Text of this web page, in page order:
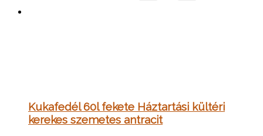
Kukafedél 60l fekete Háztartási kültéri
kerekes szemetes antracit